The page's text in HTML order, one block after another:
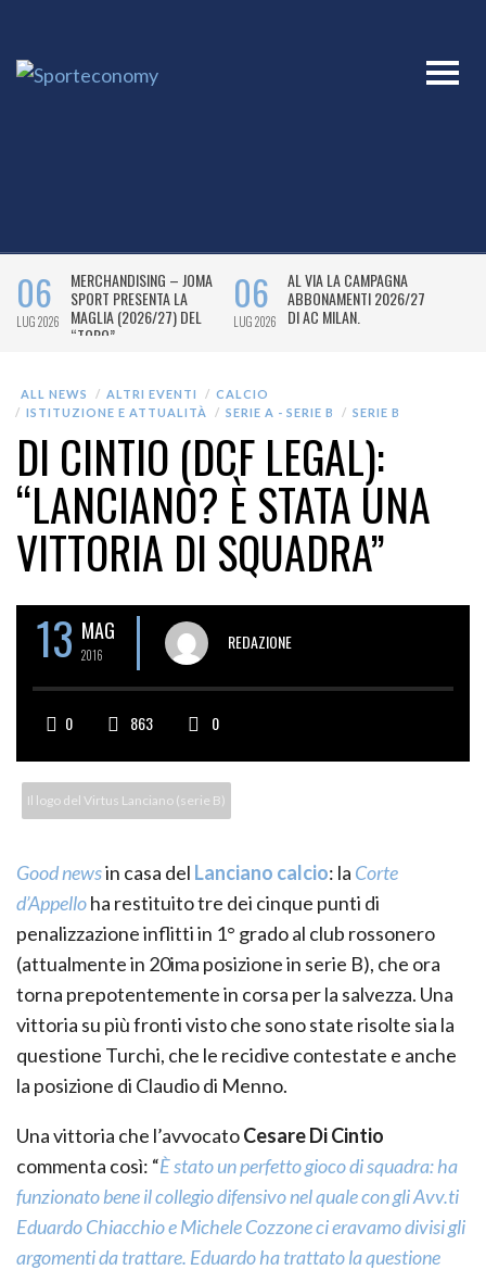
ALL NEWS ALTRI EVENTI
CALCIO
ISTITUZIONE E ATTUALITÀ
SERIE A - SERIE B SERIE B
DI CINTIO (DCF LEGAL):
“LANCIANO? È STATA UNA
VITTORIA DI SQUADRA”
13 MAG
2016
REDAZIONE
0 863 0
Il logo del Virtus Lanciano (serie B)
Good newsin casa del Lanciano calcio: la Corte
d’Appelloha restituito tre dei cinque punti di
penalizzazione inflitti in 1° grado al club rossonero
(attualmente in 20ima posizione in serie B), che ora
torna prepotentemente in corsa per la salvezza. Una
vittoria su più fronti visto che sono state risolte sia la
questione Turchi, che le recidive contestate e anche
la posizione di Claudio di Menno.
Una vittoria che l’avvocatoCesare Di Cintio
commenta così: “È stato un perfetto gioco di squadra: ha
funzionato bene il collegio difensivo nel quale con gli Avv.ti
Eduardo Chiacchio e Michele Cozzone ci eravamo divisi gli
argomenti da trattare. Eduardo ha trattato la questione